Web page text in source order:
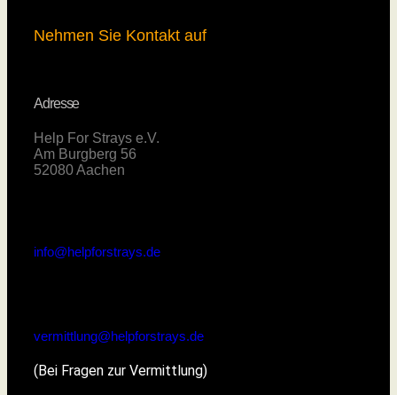
Nehmen Sie Kontakt auf
Adresse
Help For Strays e.V.
Am Burgberg 56
52080 Aachen
info@helpforstrays.de
vermittlung@helpforstrays.de
(Bei Fragen zur Vermittlung)